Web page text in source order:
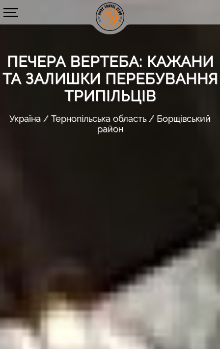
ПЕЧЕРА ВЕРТЕБА: КАЖАНИ
ТА ЗАЛИШКИ ПЕРЕБУВАННЯ
ТРИПІЛЬЦІВ
Україна Тернопільська область
Борщівський
район